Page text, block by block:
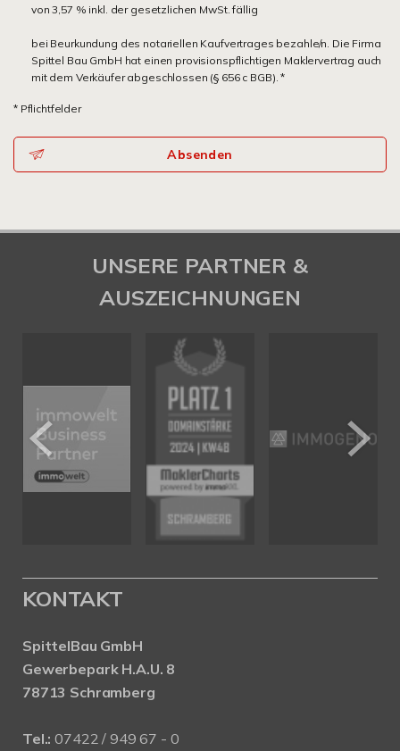
von 3,57 % inkl. der gesetzlichen MwSt. fällig
bei Beurkundung des notariellen Kaufvertrages bezahle/n. Die Firma
Spittel Bau GmbH hat einen provisionspflichtigen Maklervertrag auch
mit dem Verkäufer abgeschlossen (§ 656 c BGB). *
* Pflichtfelder
Absenden
UNSERE PARTNER &
AUSZEICHNUNGEN
KONTAKT
SpittelBau GmbH
Gewerbepark H.A.U. 8
78713 Schramberg
Tel.: 07422 / 949 67 - 0